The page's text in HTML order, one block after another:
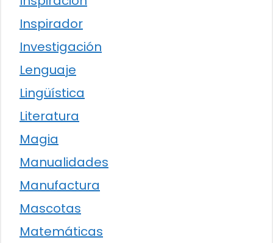
Inspirador
Investigación
Lenguaje
Lingüística
Literatura
Magia
Manualidades
Manufactura
Mascotas
Matemáticas